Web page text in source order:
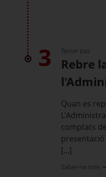
3 Tercer pas
Rebre
Quan es
comptats
[...]
Saber-ne més